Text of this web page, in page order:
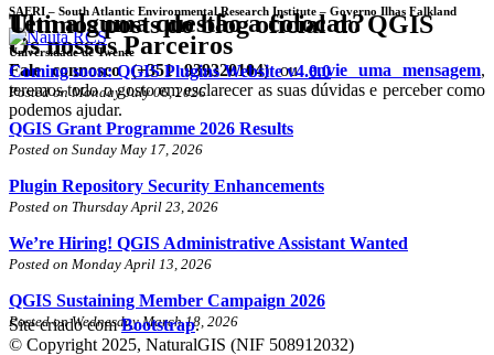
SAERI – South Atlantic Environmental Research Institute – Governo Ilhas Falkland
Universidade de Twente
Os nossos Parceiros
Tem alguma questão a colocar?
Fale connosco (+351 939320104)ouenvie uma mensagem,
teremos todo o gosto em esclarecer as suas dúvidas e perceber como
podemos ajudar.
Ultimos posts do blog oficial do QGIS
Coming soon: QGIS Plugins Website v4.0.0
Posted on Monday July 06, 2026
QGIS Grant Programme 2026 Results
Posted on Sunday May 17, 2026
Plugin Repository Security Enhancements
Posted on Thursday April 23, 2026
We’re Hiring! QGIS Administrative Assistant Wanted
Posted on Monday April 13, 2026
QGIS Sustaining Member Campaign 2026
Posted on Wednesday March 18, 2026
Site criado comBootstrap.
© Copyright 2025, NaturalGIS (NIF 508912032)